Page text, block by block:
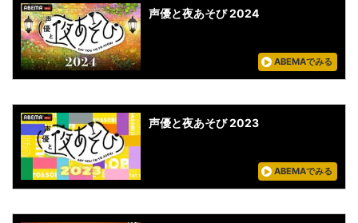
声優と夜あそび 2024
ABEMAでみる
声優と夜あそび 2023
ABEMAでみる